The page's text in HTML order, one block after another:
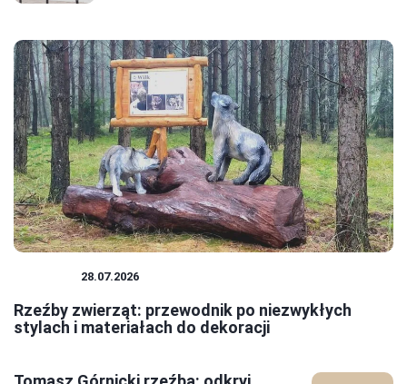
28.07.2026
Rzeźby zwierząt: przewodnik po niezwykłych
stylach i materiałach do dekoracji